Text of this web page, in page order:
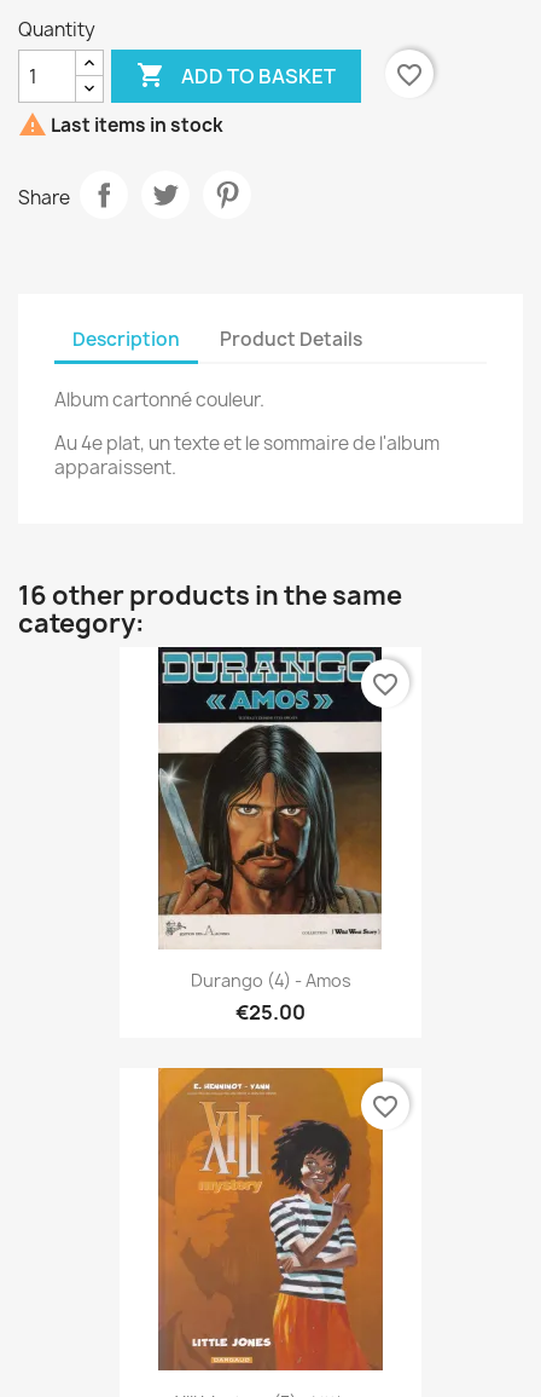
Quantity
 ADD TO BASKET
favorite_border
 Last items in stock
Share
Description Product Details
Album cartonné couleur.
Au 4e plat, un texte et le sommaire de l'album
apparaissent.
16 other products in the same
category:
Durango (4) - Amos
€25.00
favorite_border
favorite_border